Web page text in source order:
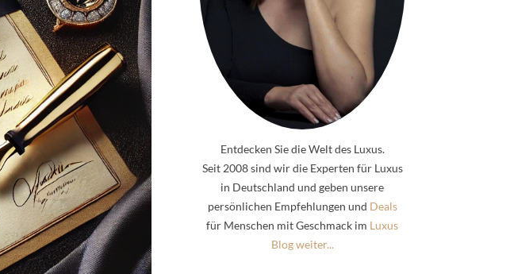
Entdecken Sie die Welt des Luxus.
Seit 2008 sind wir die Experten für Luxus
in Deutschland und geben unsere
persönlichen Empfehlungen und Deals
für Menschen mit Geschmack im Luxus
Blog weiter...